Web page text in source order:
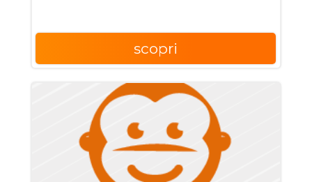
scopri